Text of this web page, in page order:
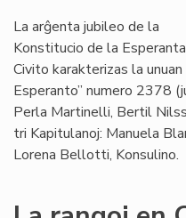
La arĝenta jubileo de la
Konstitucio de la Esperanta
Civito karakterizas la
Esperanto” numero 2378
Perla Martinelli, Bertil
tri Kapitulanoj: Manuela
Lorena Bellotti, Konsulino.